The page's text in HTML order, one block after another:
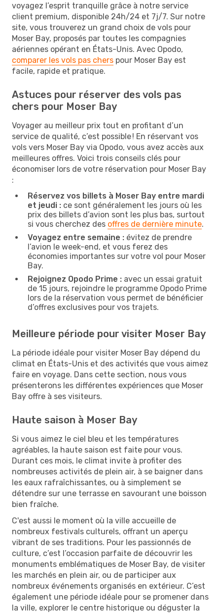
voyagez l’esprit tranquille grâce à notre service
client premium, disponible 24h/24 et 7j/7. Sur notre
site, vous trouverez un grand choix de vols pour
Moser Bay, proposés par toutes les compagnies
aériennes opérant en États-Unis. Avec Opodo,
comparer les vols pas chers pour Moser Bay est
facile, rapide et pratique.
Astuces pour réserver des vols pas
chers pour Moser Bay
Voyager au meilleur prix tout en profitant d’un
service de qualité, c’est possible ! En réservant vos
vols vers Moser Bay via Opodo, vous avez accès aux
meilleures offres. Voici trois conseils clés pour
économiser lors de votre réservation pour Moser Bay
:
Réservez vos billets à Moser Bay entre mardi
et jeudi : ce sont généralement les jours où les
prix des billets d’avion sont les plus bas, surtout
si vous cherchez des offres de dernière minute.
Voyagez entre semaine : évitez de prendre
l’avion le week-end, et vous ferez des
économies importantes sur votre vol pour Moser
Bay.
Rejoignez Opodo Prime : avec un essai gratuit
de 15 jours, rejoindre le programme Opodo Prime
lors de la réservation vous permet de bénéficier
d’offres exclusives pour vos trajets.
Meilleure période pour visiter Moser Bay
La période idéale pour visiter Moser Bay dépend du
climat en États-Unis et des activités que vous aimez
faire en voyage. Dans cette section, nous vous
présenterons les différentes expériences que Moser
Bay offre à ses visiteurs.
Haute saison à Moser Bay
Si vous aimez le ciel bleu et les températures
agréables, la haute saison est faite pour vous.
Durant ces mois, le climat invite à profiter des
nombreuses activités de plein air, à se baigner dans
les eaux rafraîchissantes, ou à simplement se
détendre sur une terrasse en savourant une boisson
bien fraîche.
C'est aussi le moment où la ville accueille de
nombreux festivals culturels, offrant un aperçu
vibrant de ses traditions. Pour les passionnés de
culture, c’est l’occasion parfaite de découvrir les
monuments emblématiques de Moser Bay, de visiter
les marchés en plein air, ou de participer aux
nombreux événements organisés en extérieur. C’est
également une période idéale pour se promener dans
la ville, explorer le centre historique ou déguster la